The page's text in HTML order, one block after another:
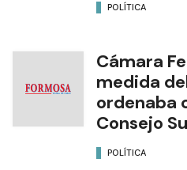
POLÍTICA
Cámara
medida
ordenaba
Consejo
POLÍTICA